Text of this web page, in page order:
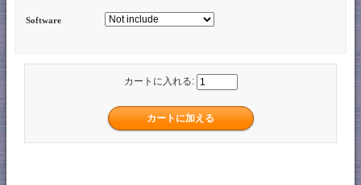
Software
カートに入れる: